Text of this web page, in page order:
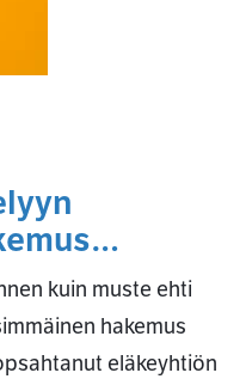
kuin muste ehti
hakemus
eläkeyhtiön